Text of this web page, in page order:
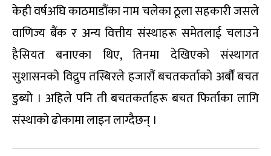
केही वर्षअघि काठमाडौंका नाम चलेका ठूला सहकारी जसले
वाणिज्य बैंक र अन्य वित्तीय संस्थाहरू समेतलाई चलाउने
हैसियत बनाएका थिए, तिनमा देखिएको संस्थागत
सुशासनको विद्रुप तस्बिरले हजारौं बचतकर्ताको अर्बौं बचत
डुब्यो । अहिले पनि ती बचतकर्ताहरू बचत फिर्ताका लागि
संस्थाको ढोकामा लाइन लाग्दैछन् ।